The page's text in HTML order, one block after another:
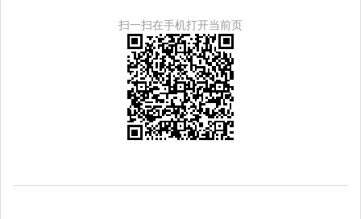
扫一扫在手机打开当前页